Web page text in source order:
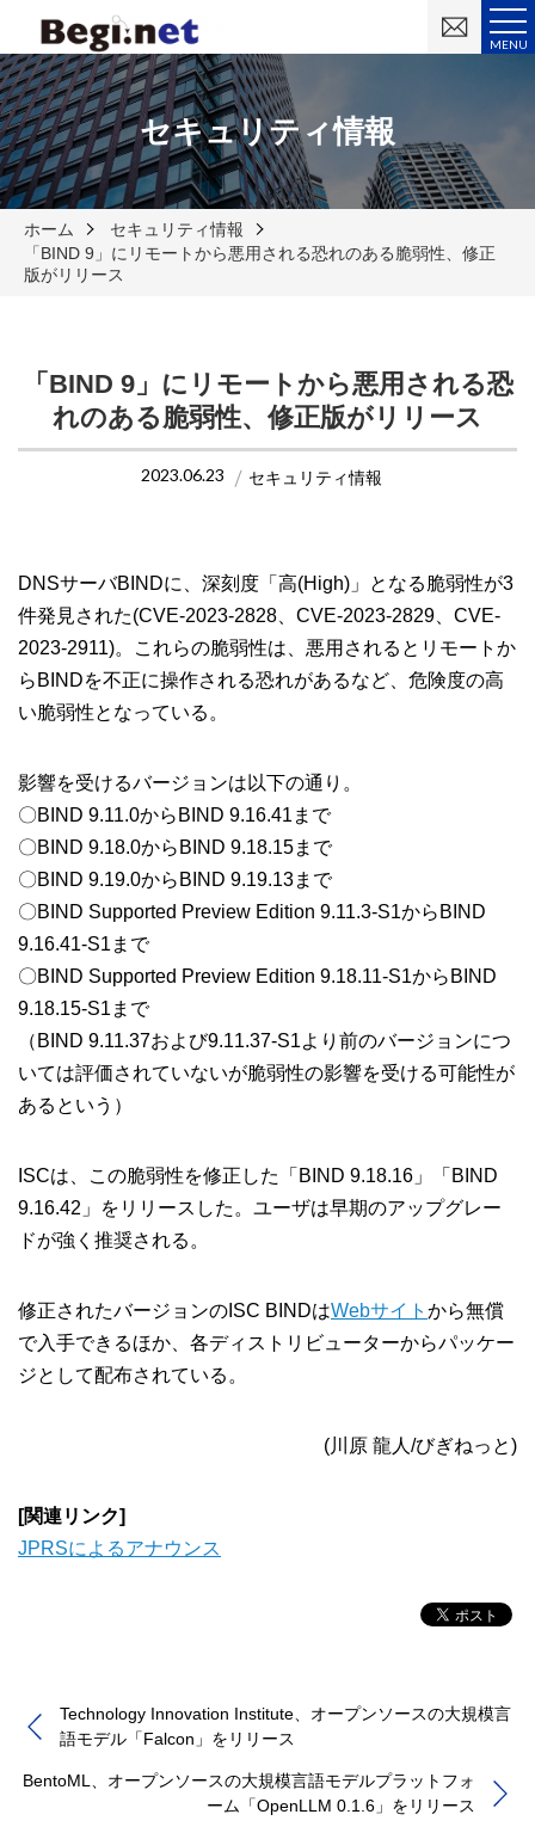
MENU
い
セキュリティ情報
ホーム
セキュリティ情報
「BIND 9」にリモートから悪用される恐れのある脆弱性、修正
版がリリース
「BIND 9」にリモートから悪用される恐
れのある脆弱性、修正版がリリース
2023.06.23 セキュリティ情報
DNSサーバBINDに、深刻度「高(High)」となる脆弱性が3
件発見された(CVE-2023-2828、CVE-2023-2829、CVE-
2023-2911)。これらの脆弱性は、悪用されるとリモートか
らBINDを不正に操作される恐れがあるなど、危険度の高
い脆弱性となっている。
影響を受けるバージョンは以下の通り。
〇BIND 9.11.0からBIND 9.16.41まで
〇BIND 9.18.0からBIND 9.18.15まで
〇BIND 9.19.0からBIND 9.19.13まで
〇BIND Supported Preview Edition 9.11.3-S1からBIND
9.16.41-S1まで
〇BIND Supported Preview Edition 9.18.11-S1からBIND
9.18.15-S1まで
（BIND 9.11.37および9.11.37-S1より前のバージョンにつ
いては評価されていないが脆弱性の影響を受ける可能性が
あるという）
ISCは、この脆弱性を修正した「BIND 9.18.16」「BIND
9.16.42」をリリースした。ユーザは早期のアップグレー
ドが強く推奨される。
修正されたバージョンのISC BINDはWebサイト から無償
で入手できるほか、各ディストリビューターからパッケー
ジとして配布されている。
(川原 龍人/びぎねっと)
[関連リンク]
JPRSによるアナウンス
Technology Innovation Institute、オープンソースの大規模言
語モデル「Falcon」をリリース
BentoML、オープンソースの大規模言語モデルプラットフォ
ーム「OpenLLM 0.1.6」をリリース